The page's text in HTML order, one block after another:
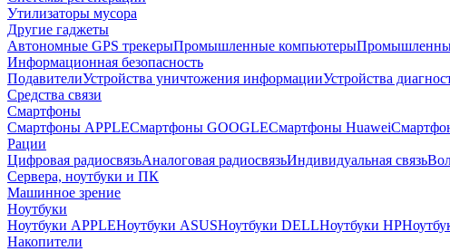
Утилизаторы мусора
Другие гаджеты
Автономные GPS трекерыПромышленные компьютеры
Информационная безопасность
ПодавителиУстройства уничтожения информацииУстройства
Средства связи
Смартфоны
Смартфоны APPLEСмартфоны GOOGLEСмартфоны Huawei
Рации
Цифровая радиосвязьАналоговая радиосвязьИндивидуальная связь
Сервера, ноутбуки и ПК
Машинное зрение
Ноутбуки
Ноутбуки APPLEНоутбуки ASUSНоутбуки DELLНоутбуки HP
Накопители